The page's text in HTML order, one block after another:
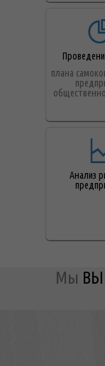
плана
Анализ
Мы